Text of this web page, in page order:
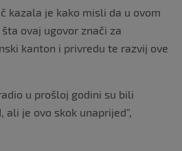
kazala je kako misli da u ovom
ovaj ugovor znači za
kanton i privredu te razvij ove
u prošloj godini su bili
je ovo skok unaprijed”,